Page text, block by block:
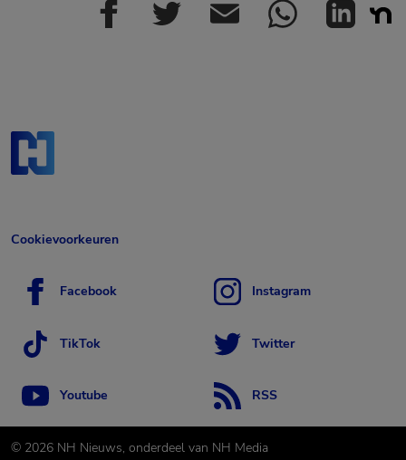
Cookievoorkeuren
Facebook Instagram
TikTok Twitter
Youtube RSS
© 2026 NH Nieuws, onderdeel van NH Media